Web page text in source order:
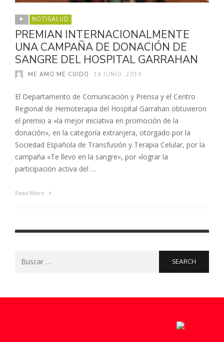
NOTISALUD
PREMIAN INTERNACIONALMENTE
UNA CAMPAÑA DE DONACIÓN DE
SANGRE DEL HOSPITAL GARRAHAN
ME AMO ME CUIDO 14 JUNIO, 2019
El Departamento de Comunicación y Prensa y el Centro
Regional de Hemoterapia del Hospital Garrahan obtuvieron
el premio a «la mejor iniciativa en promoción de la
donación», en la categoría extranjera, otorgado por la
Sociedad Española de Transfusión y Terapia Celular, por la
campaña «Te llevo en la sangre», por «lograr la
participación activa del …
Read More